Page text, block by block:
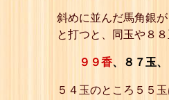
斜めに並んだ馬角銀
と打つと、同玉や８
９９香、８７玉、
５４玉のところ５５